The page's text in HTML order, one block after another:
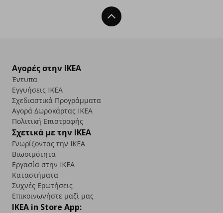
Back To Top
Αγορές στην IKEA
Έντυπα
Εγγυήσεις IKEA
Σχεδιαστικά Προγράμματα
Αγορά Δωρoκάρτας IKEA
Πολιτική Επιστροφής
Σχετικά με την IKEA
Γνωρίζοντας την IKEA
Βιωσιμότητα
Εργασία στην IKEA
Καταστήματα
Συχνές Ερωτήσεις
Επικοινωνήστε μαζί μας
IKEA in Store App: